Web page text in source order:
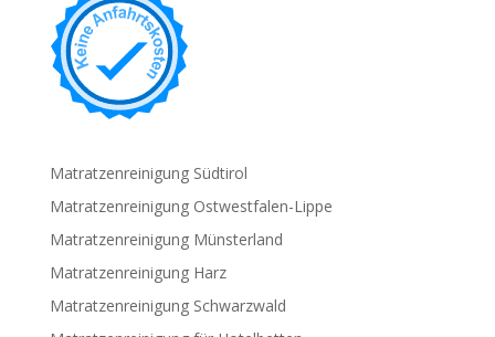
Matratzenreinigung Südtirol
Matratzenreinigung Ostwestfalen-Lippe
Matratzenreinigung Münsterland
Matratzenreinigung Harz
Matratzenreinigung Schwarzwald